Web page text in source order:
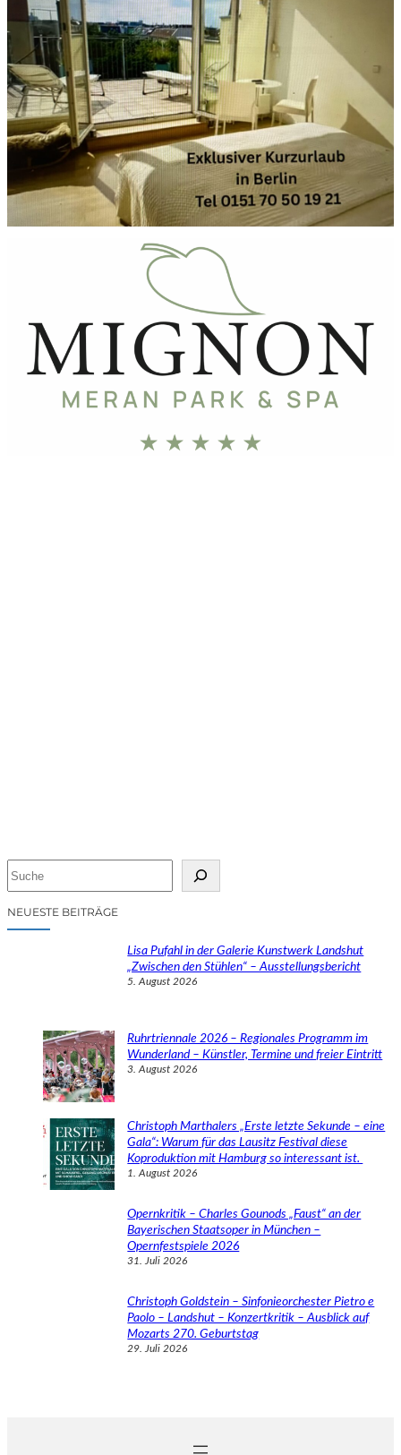
cNEUESTE BEITRÄGE
Lisa Pufahl in der Galerie Kunstwerk Landshut
„Zwischen den Stühlen“ – Ausstellungsbericht
5. August 2026
Ruhrtriennale 2026 – Regionales Programm im
Wunderland – Künstler, Termine und freier Eintritt
3. August 2026
Christoph Marthalers „Erste letzte Sekunde – eine
Gala“: Warum für das Lausitz Festival diese
Koproduktion mit Hamburg so interessant ist.
1. August 2026
Opernkritik – Charles Gounods „Faust“ an der
Bayerischen Staatsoper in München –
Opernfestspiele 2026
31. Juli 2026
Christoph Goldstein – Sinfonieorchester Pietro e
Paolo – Landshut – Konzertkritik – Ausblick auf
Mozarts 270. Geburtstag
29. Juli 2026